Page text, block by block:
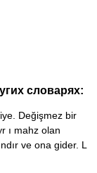
словарях:
Değişmez bir
ı mahz olan
ve ona gider. L